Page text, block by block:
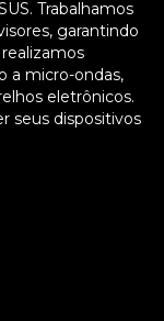
Trabalhamos
garantindo
a micro-ondas,
eletrônicos.
seus dispositivos